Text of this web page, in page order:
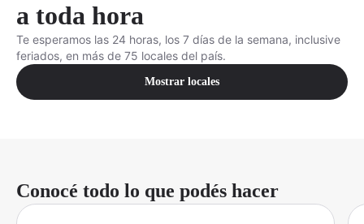
a toda hora
Te esperamos las 24 horas, los 7 días de la semana, inclusive
feriados, en más de 75 locales del país.
Mostrar locales
Conocé todo lo que podés hacer